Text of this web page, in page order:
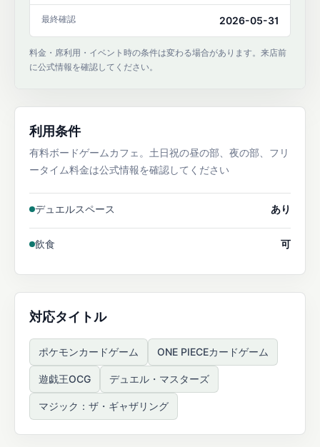
最終確認 2026-05-31
料金・席利用・イベント時の条件は変わる場合があります。来店前
に公式情報を確認してください。
利用条件
有料ボードゲームカフェ。土日祝の昼の部、夜の部、フリ
ータイム料金は公式情報を確認してください
デュエルスペース あり
飲食 可
対応タイトル
ポケモンカードゲーム ONE PIECEカードゲーム
遊戯王OCG デュエル・マスターズ
マジック：ザ・ギャザリング